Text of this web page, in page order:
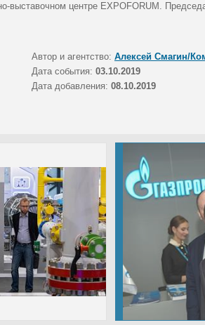
выставочном центре EXPOFORUM.
Автор и агентство: Алексей Смагин/
Дата события: 03.10.2019
Дата добавления: 08.10.2019